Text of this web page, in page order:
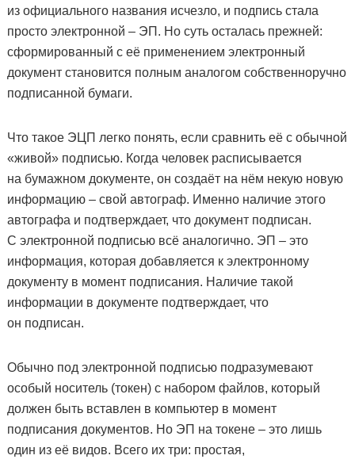
из официального названия исчезло, и подпись стала
просто электронной – ЭП. Но суть осталась прежней:
сформированный с её применением электронный
документ становится полным аналогом собственноручно
подписанной бумаги.
Что такое ЭЦП легко понять, если сравнить её с обычной
«живой» подписью. Когда человек расписывается
на бумажном документе, он создаёт на нём некую новую
информацию – свой автограф. Именно наличие этого
автографа и подтверждает, что документ подписан.
С электронной подписью всё аналогично. ЭП – это
информация, которая добавляется к электронному
документу в момент подписания. Наличие такой
информации в документе подтверждает, что
он подписан.
Обычно под электронной подписью подразумевают
особый носитель (токен) с набором файлов, который
должен быть вставлен в компьютер в момент
подписания документов. Но ЭП на токене – это лишь
один из её видов. Всего их три: простая,